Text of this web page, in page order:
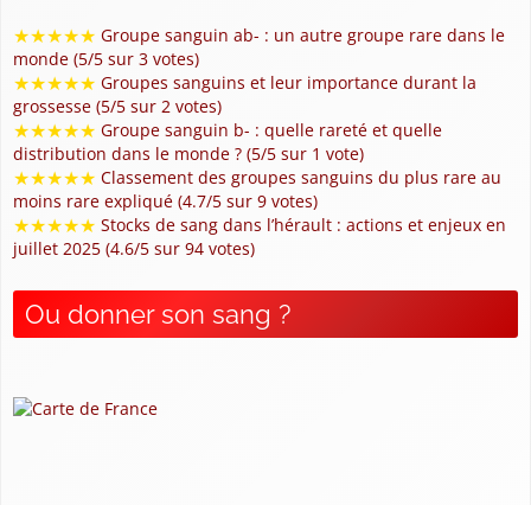
★★★★★ Groupe sanguin ab- : un autre groupe rare dans le
monde (5/5 sur 3 votes)
★★★★★ Groupes sanguins et leur importance durant la
grossesse (5/5 sur 2 votes)
★★★★★ Groupe sanguin b- : quelle rareté et quelle
distribution dans le monde ? (5/5 sur 1 vote)
★★★★★ Classement des groupes sanguins du plus rare au
moins rare expliqué (4.7/5 sur 9 votes)
★★★★★ Stocks de sang dans l’hérault : actions et enjeux en
juillet 2025 (4.6/5 sur 94 votes)
Ou donner son sang ?